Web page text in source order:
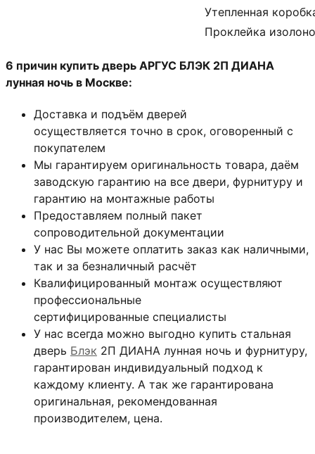
Утепленная
Проклейка
6 причин купить дверь АРГУС БЛЭК 2П ДИАНА
лунная ночь в Москве:
Доставка и подъём дверей
осуществляется точно в срок, оговоренный с
покупателем
Мы гарантируем оригинальность товара, даём
заводскую гарантию на все двери, фурнитуру и
гарантию на монтажные работы
Предоставляем полный пакет
сопроводительной документации
У нас Вы можете оплатить заказ как наличными,
так и за безналичный расчёт
Квалифицированный монтаж осуществляют
профессиональные
сертифицированные специалисты
У нас всегда можно выгодно купить стальная
дверь Блэк 2П ДИАНА лунная ночь и фурнитуру,
гарантирован индивидуальный подход к
каждому клиенту. А так же гарантирована
оригинальная, рекомендованная
производителем, цена.